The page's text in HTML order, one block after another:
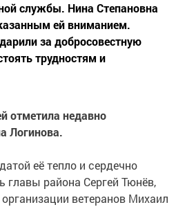
службы. Нина Степановна
ей вниманием.
за добросовестную
трудностям и
отметила недавно
Логинова.
её тепло и сердечно
главы района Сергей Тюнёв,
ветеранов Михаил